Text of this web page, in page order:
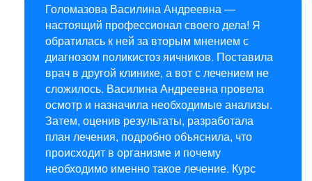
Голомазова Василина Андреевна —
настоящий профессионал своего дела! Я
обратилась к ней за вторым мнением с
диагнозом поликистоз яичников. Поставила
врач в другой клинике, а вот с лечением не
сложилось. Василина Андреевна провела
осмотр и назначила необходимые анализы.
Затем, оценив результаты, разработала
план лечения, подробно объяснила, что
происходит в организме и почему
необходимо именно такое лечение. Курс